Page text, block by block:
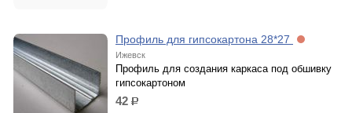
Профиль для гипсокартона 28*27
Ижевск
Профиль для создания каркаса под обшивку
гипсокартоном
42 р.